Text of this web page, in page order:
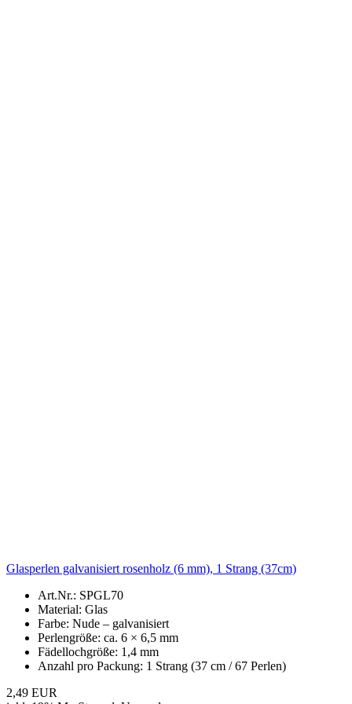
Glasperlen galvanisiert rosenholz (6 mm), 1 Strang (37cm)
Art.Nr.: SPGL70
Material: Glas
Farbe: Nude – galvanisiert
Perlengröße: ca. 6 × 6,5 mm
Fädellochgröße: 1,4 mm
Anzahl pro Packung: 1 Strang (37 cm / 67 Perlen)
2,49 EUR